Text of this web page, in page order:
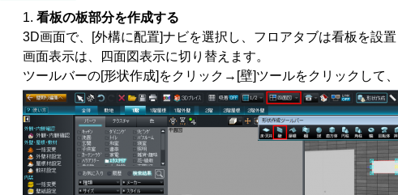
看板の板部分を作成する
3D画面で、[外構に配置]ナビを選択し、フロアタブは看板を設
画面表示は、四面図表示に切り替えます。
ツールバーの[形状作成]をクリック→[壁]ツールをクリックして